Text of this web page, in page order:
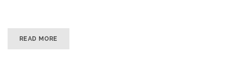
READ MORE